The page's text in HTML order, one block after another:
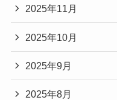
2025年11月
2025年10月
2025年9月
2025年8月